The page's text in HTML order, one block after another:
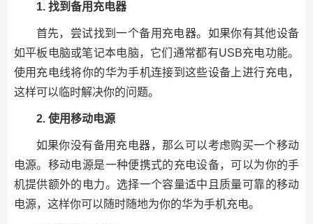
1. 找到备用充电器
首先，尝试找到一个备用充电器。如果你有其他设备
如平板电脑或笔记本电脑，它们通常都有USB充电功能。
使用充电线将你的华为手机连接到这些设备上进行充电，
这样可以临时解决你的问题。
2. 使用移动电源
如果你没有备用充电器，那么可以考虑购买一个移动
电源。移动电源是一种便携式的充电设备，可以为你的手
机提供额外的电力。选择一个容量适中且质量可靠的移动
电源，这样你可以随时随地为你的华为手机充电。